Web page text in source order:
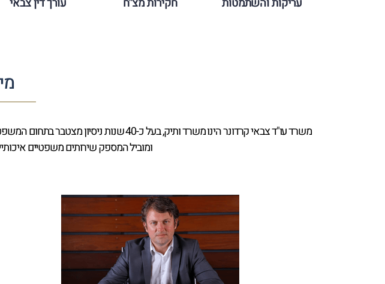
משרד עו"ד צבאי קרדונר הינו משרד ותיק, בעל
ומוביל המספק שירותים משפטיים